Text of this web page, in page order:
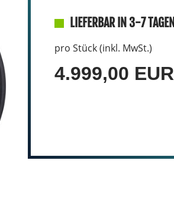
LIEFERBAR IN 3-7 TAGEN
pro Stück (inkl. MwSt.)
4.999,00 EUR